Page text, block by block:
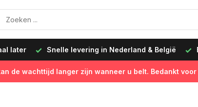
later Snelle levering in Nederland & België
de wachttijd langer zijn wanneer u belt. Bedankt